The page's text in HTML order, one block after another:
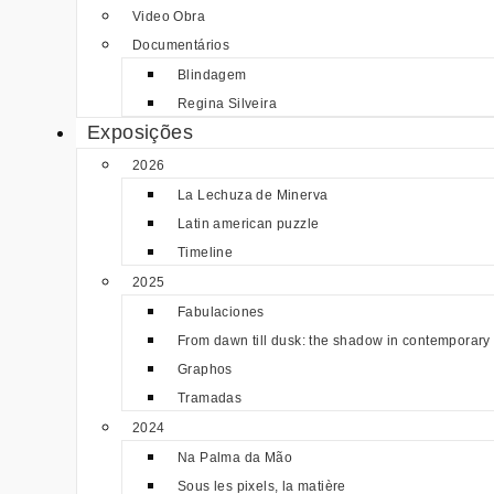
Video Obra
Documentários
Blindagem
Regina Silveira
Exposições
2026
La Lechuza de Minerva
Latin american puzzle
Timeline
2025
Fabulaciones
From dawn till dusk: the shadow in contemporary
Graphos
Tramadas
2024
Na Palma da Mão
Sous les pixels, la matière